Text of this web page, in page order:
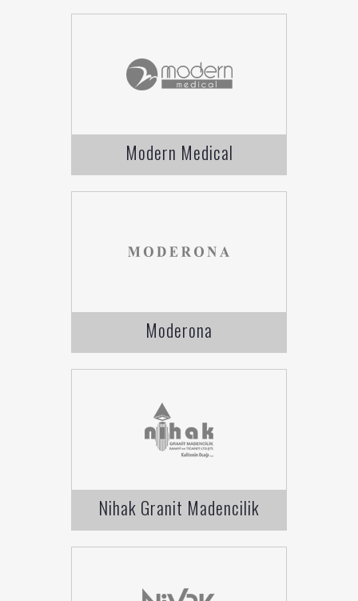
Modern Medical
Moderona
Nihak Granit Madencilik